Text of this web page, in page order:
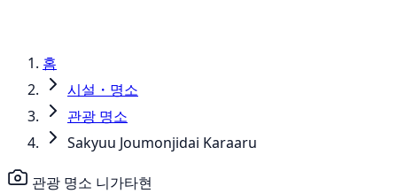
홈
시설・명소
관광 명소
Sakyuu Joumonjidai Karaaru
관광 명소 니가타현